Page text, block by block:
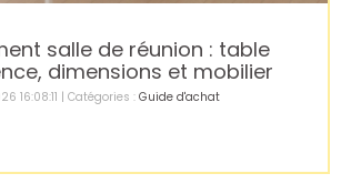
salle de réunion : table
dimensions et mobilier
16:08:11 | Catégories : Guide d'achat